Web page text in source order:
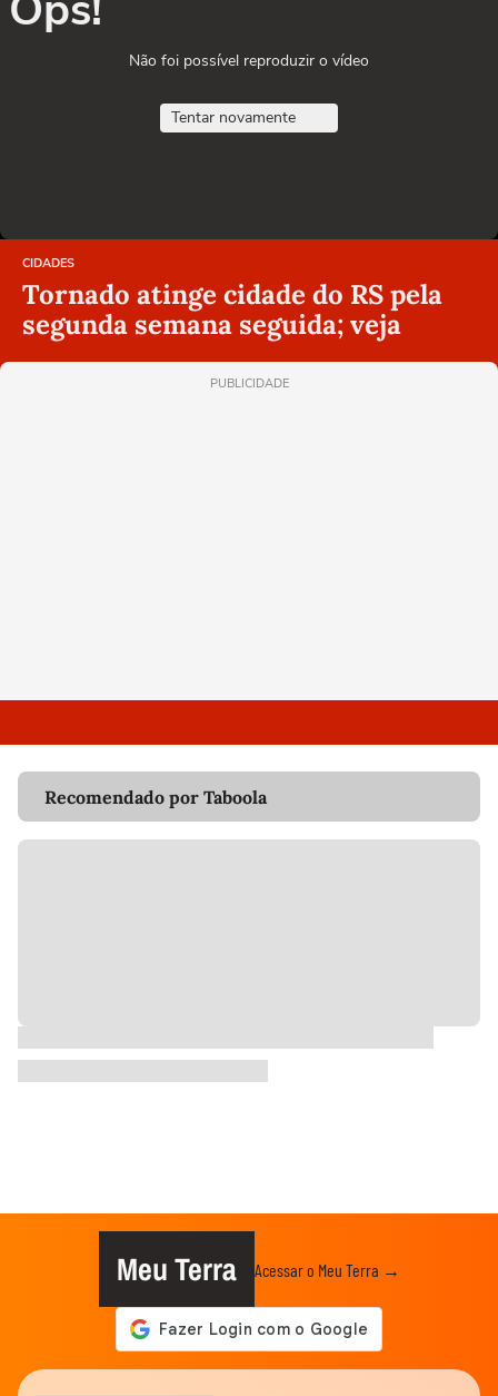
Não foi possível reproduzir o vídeo
Tentar novamente
CIDADES
Tornado atinge cidade do RS pela
segunda semana seguida; veja
PUBLICIDADE
Recomendado por Taboola
Meu Terra Acessar o Meu Terra →